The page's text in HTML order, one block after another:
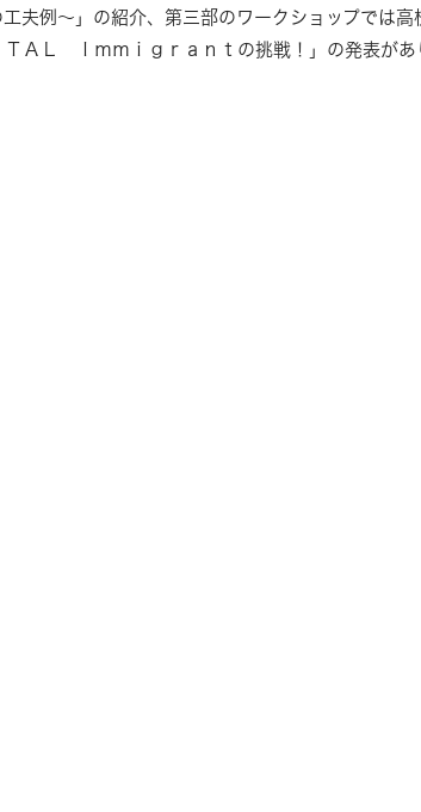
夫例～ 」の紹介、第三部のワークショップでは高
ＡＬ Ｉｍｍｉｇｒａｎｔの挑戦！」の発表があ